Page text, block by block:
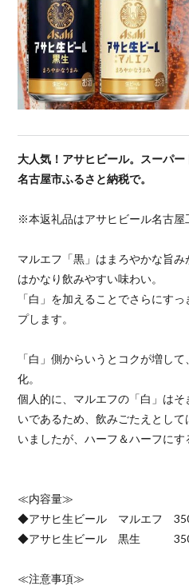
大人気！アサヒビール。スーパー
名古屋市ふるさと納税で。
※本返礼品はアサヒビール名古屋
マルエフ「黒」はまろやかな旨
はかなり飲みやすい味わい。
「白」を加えることでさらにす
プします。
「白」側からいうとコクが増し
化。
個人的に、マルエフの「白」は
いであるため、飲みごたえとし
いましたが、ハーフ＆ハーフにす
≪内容量≫
◆アサヒ生ビール マルエフ
◆アサヒ生ビール 黒生
≪注意事項≫